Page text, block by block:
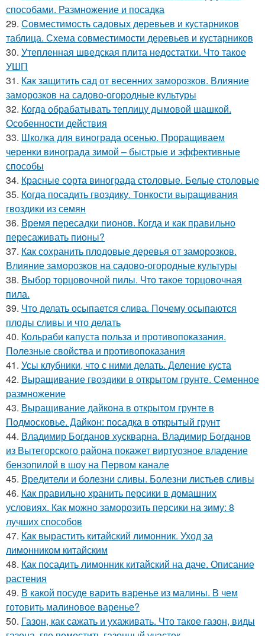
способами. Размножение и посадка
29. Совместимость садовых деревьев и кустарников
таблица. Схема совместимости деревьев и кустарников
30. Утепленная шведская плита недостатки. Что такое
УШП
31. Как защитить сад от весенних заморозков. Влияние
заморозков на садово-огородные культуры
32. Когда обрабатывать теплицу дымовой шашкой.
Особенности действия
33. Школка для винограда осенью. Проращиваем
черенки винограда зимой – быстрые и эффективные
способы
34. Красные сорта винограда столовые. Белые столовые
35. Когда посадить гвоздику. Тонкости выращивания
гвоздики из семян
36. Время пересадки пионов. Когда и как правильно
пересаживать пионы?
37. Как сохранить плодовые деревья от заморозков.
Влияние заморозков на садово-огородные культуры
38. Выбор торцовочной пилы. Что такое торцовочная
пила.
39. Что делать осыпается слива. Почему осыпаются
плоды сливы и что делать
40. Кольраби капуста польза и противопоказания.
Полезные свойства и противопоказания
41. Усы клубники, что с ними делать. Деление куста
42. Выращивание гвоздики в открытом грунте. Семенное
размножение
43. Выращивание дайкона в открытом грунте в
Подмосковье. Дайкон: посадка в открытый грунт
44. Владимир Богданов хускварна. Владимир Богданов
из Вытегорского района покажет виртуозное владение
бензопилой в шоу на Первом канале
45. Вредители и болезни сливы. Болезни листьев сливы
46. Как правильно хранить персики в домашних
условиях. Как можно заморозить персики на зиму: 8
лучших способов
47. Как вырастить китайский лимонник. Уход за
лимонником китайским
48. Как посадить лимонник китайский на даче. Описание
растения
49. В какой посуде варить варенье из малины. В чем
готовить малиновое варенье?
50. Газон, как сажать и ухаживать. Что такое газон, виды